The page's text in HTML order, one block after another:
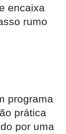
encaixa
rumo
programa
prática
por uma